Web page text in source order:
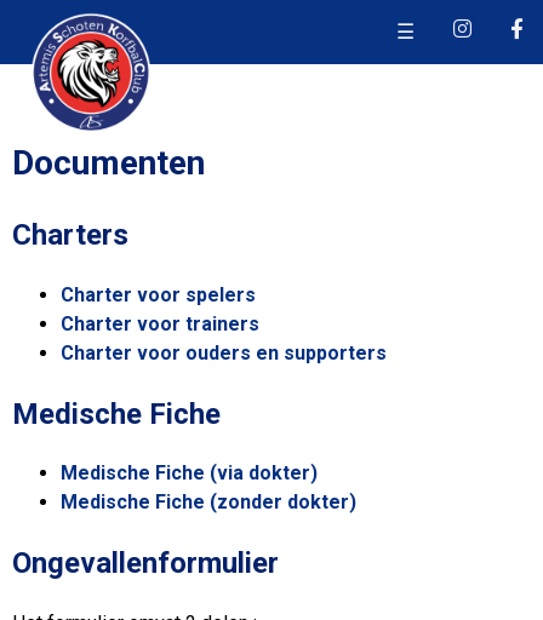
☰
Documenten
Charters
Charter voor spelers
Charter voor trainers
Charter voor ouders en supporters
Medische Fiche
Medische Fiche (via dokter)
Medische Fiche (zonder dokter)
Ongevallenformulier